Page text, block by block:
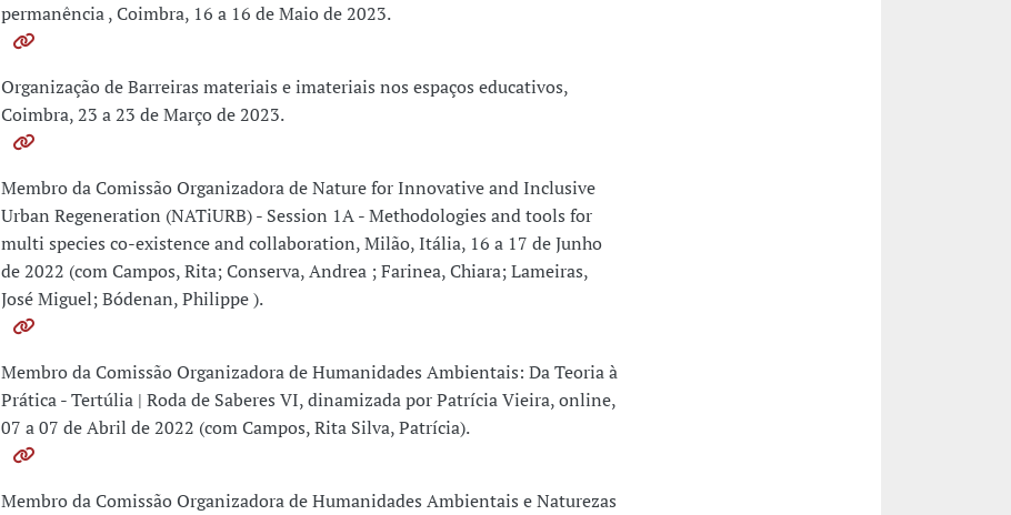
permanência , Coimbra, 16 a 16 de Maio de 2023.
Organização de Barreiras materiais e imateriais nos espaços educativos,
Coimbra, 23 a 23 de Março de 2023.
Membro da Comissão Organizadora de Nature for Innovative and Inclusive
Urban Regeneration (NATiURB) - Session 1A - Methodologies and tools for
multi species co-existence and collaboration, Milão, Itália, 16 a 17 de Junho
de 2022 (com Campos, Rita; Conserva, Andrea ; Farinea, Chiara; Lameiras,
José Miguel; Bódenan, Philippe ).
Membro da Comissão Organizadora de Humanidades Ambientais: Da Teoria à
Prática - Tertúlia | Roda de Saberes VI, dinamizada por Patrícia Vieira, online,
07 a 07 de Abril de 2022 (com Campos, Rita Silva, Patrícia).
Membro da Comissão Organizadora de Humanidades Ambientais e Naturezas